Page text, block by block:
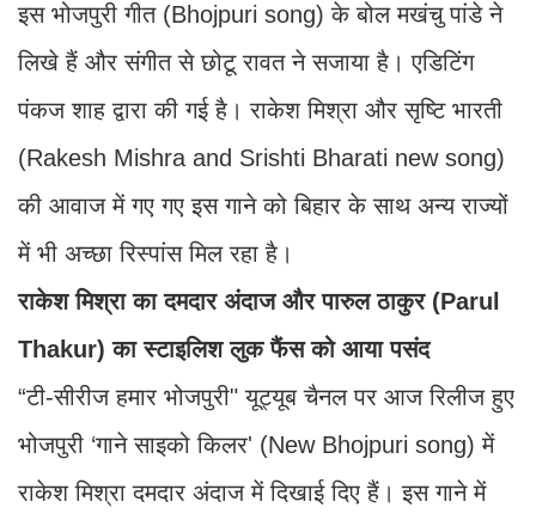
इस भोजपुरी गीत (Bhojpuri song) के बोल मखंचु पांडे ने
लिखे हैं और संगीत से छोटू रावत ने सजाया है। एडिटिंग
पंकज शाह द्वारा की गई है। राकेश मिश्रा और सृष्टि भारती
(Rakesh Mishra and Srishti Bharati new song)
की आवाज में गए गए इस गाने को बिहार के साथ अन्य राज्यों
में भी अच्छा रिस्पांस मिल रहा है।
राकेश मिश्रा का दमदार अंदाज और पारुल ठाकुर (Parul
Thakur) का स्टाइलिश लुक फैंस को आया पसंद
“टी-सीरीज हमार भोजपुरी" यूट्यूब चैनल पर आज रिलीज हुए
भोजपुरी ‘गाने साइको किलर' (New Bhojpuri song) में
राकेश मिश्रा दमदार अंदाज में दिखाई दिए हैं। इस गाने में